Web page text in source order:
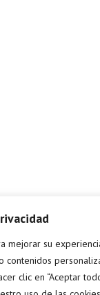
mejorar su
contenidos
clic en “Aceptar